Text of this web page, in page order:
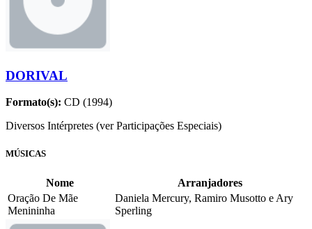
DORIVAL
Formato(s): CD (1994)
Diversos Intérpretes (ver Participações Especiais)
MÚSICAS
Nome
Arranjadores
Oração De Mãe
Menininha
Daniela Mercury, Ramiro Musotto e Ary
Sperling